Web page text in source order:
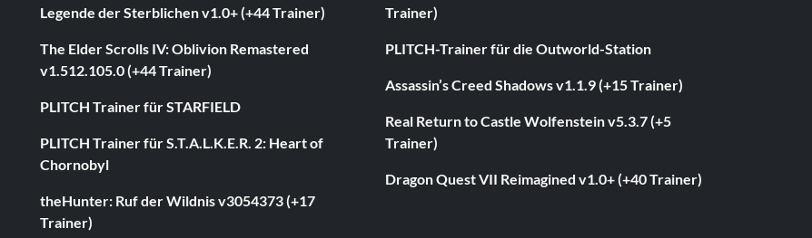
Legende der Sterblichen v1.0+ (+44 Trainer)
The Elder Scrolls IV: Oblivion Remastered
v1.512.105.0 (+44 Trainer)
PLITCH Trainer für STARFIELD
PLITCH Trainer für S.T.A.L.K.E.R. 2: Heart of
Chornobyl
theHunter: Ruf der Wildnis v3054373 (+17
Trainer)
Trainer)
PLITCH-Trainer für die Outworld-Station
Assassin’s Creed Shadows v1.1.9 (+15 Trainer)
Real Return to Castle Wolfenstein v5.3.7 (+5
Trainer)
Dragon Quest VII Reimagined v1.0+ (+40 Trainer)